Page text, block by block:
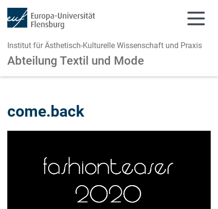
Institut für Ästhetisch-Kulturelle Wissenschaft und Praxis
Abteilung Textil und Mode
come.back